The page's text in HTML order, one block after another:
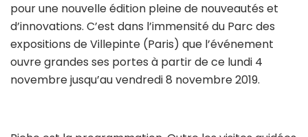
pour une nouvelle édition pleine de nouveautés et
d’innovations. C’est dans l’immensité du Parc des
expositions de Villepinte (Paris) que l’événement
ouvre grandes ses portes à partir de ce lundi 4
novembre jusqu’au vendredi 8 novembre 2019.